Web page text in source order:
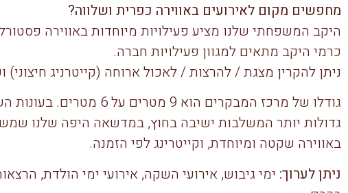
מחפשים מקום לאירועים באווירה כפרית ושלווה?
היקב המשפחתי שלנו מציע פעילויות מיוחדות באווירה
כרמי היקב מתאים למגוון פעילויות חברה.
ניתן להקרין מצגת / להרצות / לאכול ארוחה (קייטרניג חיצוני)
גודלו של מרכז המבקרים הוא
גדולות יותר המשלבות ישיבה בחוץ, במדשאה היפה שלנו
באווירה שקטה ומיוחדת, וקייטרינג לפי הזמנה.
ניתן לערוך: ימי גיבוש, אירועי השקה, אירועי ימי הולדת,